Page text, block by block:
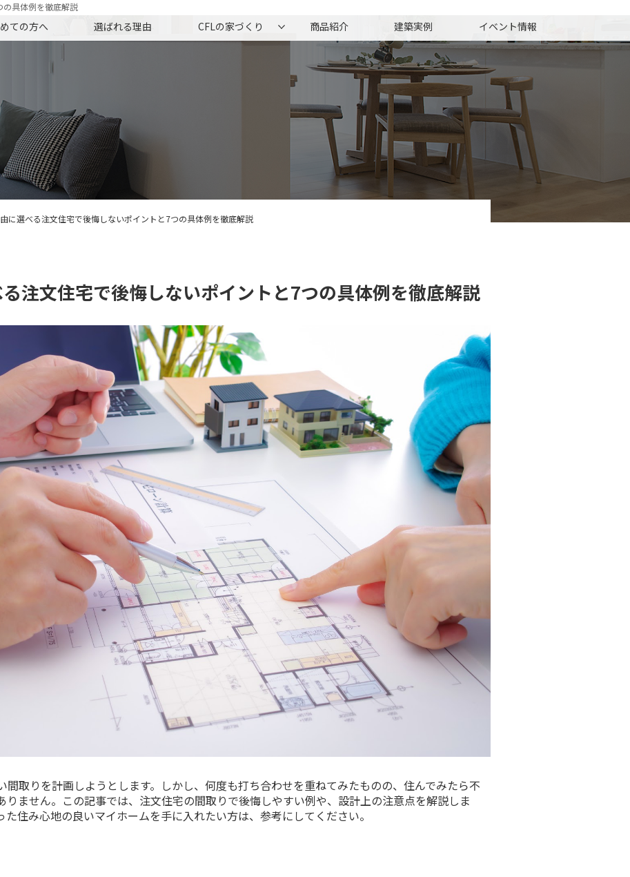
の具体例を徹底解説
ての方へ 選ばれる理由 CFLの家づくり 商品紹介 建築実例 イベント情報
に選べる注文住宅で後悔しないポイントと7つの具体例を徹底解説
注文住宅で後悔しないポイントと7つの具体例を徹底解説
間取りを計画しようとします。しかし、何度も打ち合わせを重ねてみたものの、住んでみたら不
りません。この記事では、注文住宅の間取りで後悔しやすい例や、設計上の注意点を解説しま
住み心地の良いマイホームを手に入れたい方は、参考にしてください。